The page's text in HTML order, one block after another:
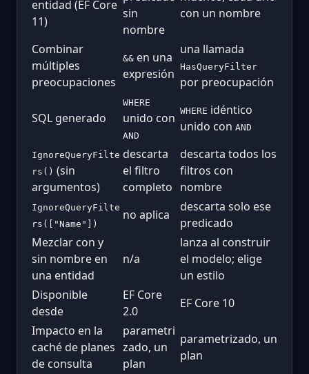
entidad (EF Core
11)
sin
nombre
con un nombre
Combinar
múltiples
preocupaciones
&& en una
expresión
una llamada
HasQueryFilter
por preocupación
SQL generado
WHERE
unido con
AND
WHERE idéntico
unido con AND
IgnoreQueryFilte
rs() (sin
argumentos)
descarta
el filtro
completo
descarta todos los
filtros con
nombre
IgnoreQueryFilte
rs(["Name"])
no aplica
descarta solo ese
predicado
Mezclar con y
sin nombre en
una entidad
n/a
lanza al construir
el modelo; elige
un estilo
Disponible
desde
EF Core
2.0
EF Core 10
Impacto en la
caché de planes
de consulta
parametri
zado, un
plan
parametrizado, un
plan